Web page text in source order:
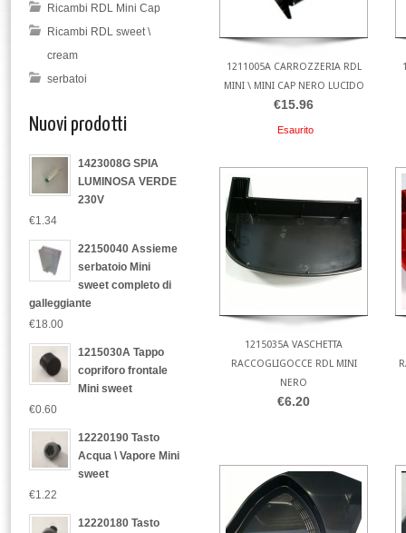
1211005A CARROZZERIA RDL
MINI \ MINI CAP NERO LUCIDO
€15.96
Esaurito
1215035A VASCHETTA
RACCOGLIGOCCE RDL MINI
NERO
€6.20
Ricambi RDL Mini Cap
Ricambi RDL sweet \
cream
serbatoi
Nuovi prodotti
1423008G SPIA
LUMINOSA VERDE
230V
€1.34
22150040 Assieme
serbatoio Mini
sweet completo di
galleggiante
€18.00
1215030A Tappo
copriforo frontale
Mini sweet
€0.60
12220190 Tasto
Acqua \ Vapore Mini
sweet
€1.22
12220180 Tasto